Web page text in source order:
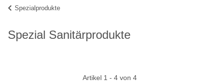
Spezialprodukte
Spezial Sanitärprodukte
Artikel 1 - 4 von 4